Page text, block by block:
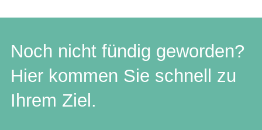
Noch nicht fündig geworden?
Hier kommen Sie schnell zu
Ihrem Ziel.